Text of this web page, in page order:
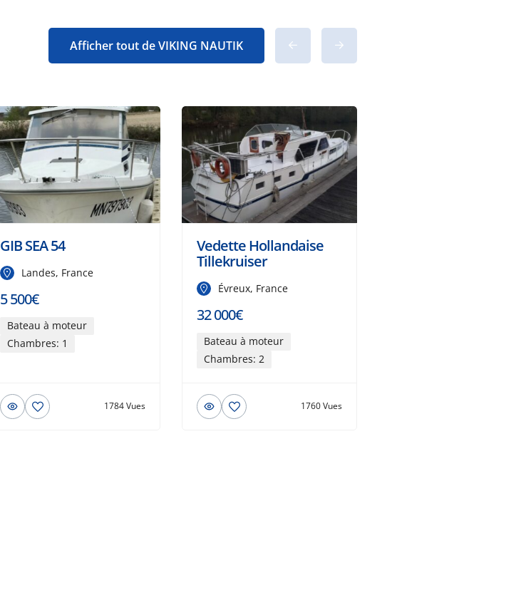
Afficher tout de VIKING NAUTIK
GIB SEA 54
Landes, France
5 500€
Bateau à moteur
Chambres: 1
1784 Vues
Vedette Hollandaise
Tillekruiser
Évreux, France
32 000€
Bateau à moteur
Chambres: 2
1760 Vues